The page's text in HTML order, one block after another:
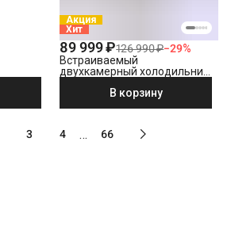
Акция
Хит
89 999 ₽126 990 ₽−29%
Встраиваемый
двухкамерный холодильник
В корзину
3 4 … 66